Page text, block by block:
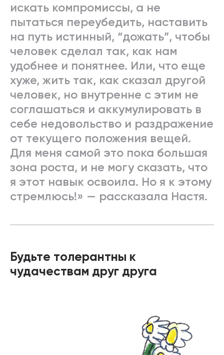
искать компромиссы, а не
пытаться переубедить, наставить
на путь истинный, “дожать”, чтобы
человек сделал так, как нам
удобнее и понятнее. Или, что еще
хуже, жить так, как сказал другой
человек, но внутренне с этим не
соглашаться и аккумулировать в
себе недовольство и раздражение
от текущего положения вещей.
Для меня самой это пока большая
зона роста, и не могу сказать, что
я этот навык освоила. Но я к этому
стремлюсь!» — рассказала Настя.
Будьте толерантны к
чудачествам друг друга